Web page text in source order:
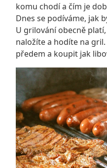
komu chodí a čím je
Dnes se podíváme, jak
U grilování obecně
naložíte a hodíte na
předem a koupit jak